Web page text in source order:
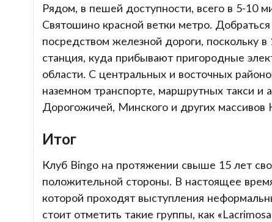
Рядом, в пешей доступности, всего в 5-10
Святошино красной ветки метро.
посредством железной дороги, поскольку
станция, куда прибывают пригородные
области. С центральных и восточных
наземном транспорте, маршрутных такси и
Дорогожичей, Минского и других массивов
Итог
Клуб Bingo на протяжении свыше 15 лет
положительной стороны. В настоящее
которой проходят выступления
стоит отметить такие группы, как